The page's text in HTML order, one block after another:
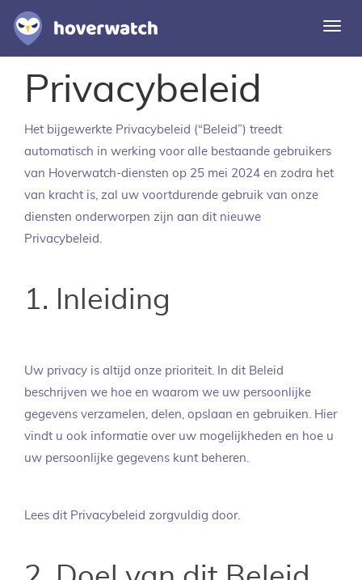
Functies
Inloggen
Gratis registratie
Privacybeleid
Het bijgewerkte Privacybeleid (“Beleid”) treedt
automatisch in werking voor alle bestaande gebruikers
van Hoverwatch-diensten op 25 mei 2024 en zodra het
van kracht is, zal uw voortdurende gebruik van onze
diensten onderworpen zijn aan dit nieuwe
Privacybeleid.
1. Inleiding
Uw privacy is altijd onze prioriteit. In dit Beleid
beschrijven we hoe en waarom we uw persoonlijke
gegevens verzamelen, delen, opslaan en gebruiken. Hier
vindt u ook informatie over uw mogelijkheden en hoe u
uw persoonlijke gegevens kunt beheren.
Lees dit Privacybeleid zorgvuldig door.